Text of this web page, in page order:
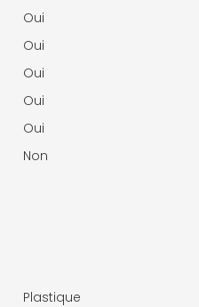
Oui
Oui
Oui
Oui
Oui
Non
Plastique